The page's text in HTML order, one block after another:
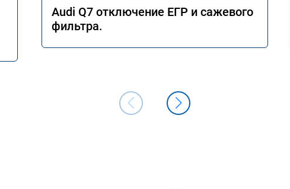
Audi Q7 отключение ЕГР и сажевого
фильтра.